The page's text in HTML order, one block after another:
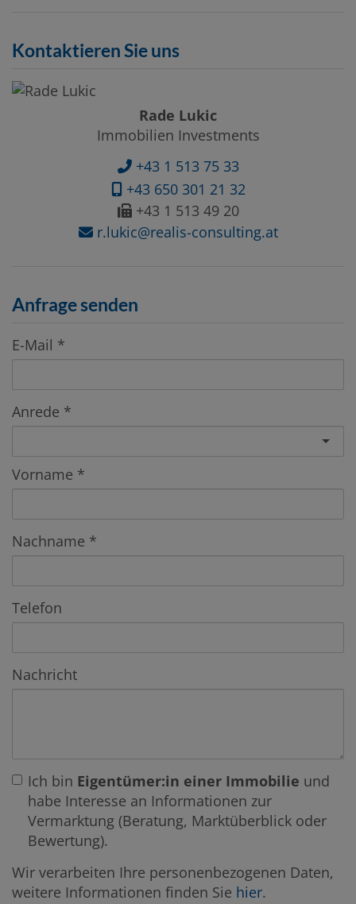
Kontaktieren Sie uns
Rade Lukic
Immobilien Investments
+43 1 513 75 33
+43 650 301 21 32
+43 1 513 49 20
r.lukic@realis-consulting.at
Anfrage senden
E-Mail
Anrede
Vorname
Nachname
Telefon
Nachricht
Ich bin Eigentümer:in einer Immobilie und
habe Interesse an Informationen zur
Vermarktung (Beratung, Marktüberblick oder
Bewertung).
Wir verarbeiten Ihre personenbezogenen Daten,
weitere Informationen finden Sie hier.